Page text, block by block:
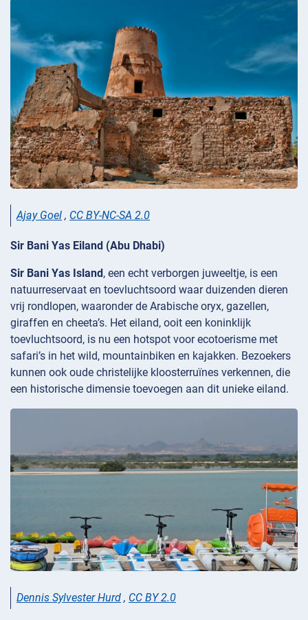
Ajay Goel , CC BY-NC-SA 2.0
Sir Bani Yas Eiland (Abu Dhabi)
Sir Bani Yas Island , een echt verborgen juweeltje, is een
natuurreservaat en toevluchtsoord waar duizenden dieren
vrij rondlopen, waaronder de Arabische oryx, gazellen,
giraffen en cheeta’s. Het eiland, ooit een koninklijk
toevluchtsoord, is nu een hotspot voor ecotoerisme met
safari’s in het wild, mountainbiken en kajakken. Bezoekers
kunnen ook oude christelijke kloosterruïnes verkennen, die
een historische dimensie toevoegen aan dit unieke eiland.
Dennis Sylvester Hurd , CC BY 2.0